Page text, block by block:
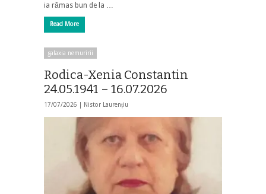
ia rămas bun de la …
Read More
galaxia nemuririi
Rodica-Xenia Constantin
24.05.1941 – 16.07.2026
17/07/2026 | Nistor Laurențiu